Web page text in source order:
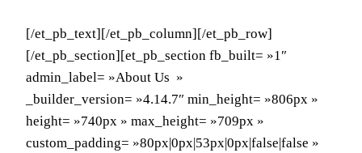
[/et_pb_text][/et_pb_column][/et_pb_row]
[/et_pb_section][et_pb_section fb_built= »1″
admin_label= »About Us »
_builder_version= »4.14.7″ min_height= »806px »
height= »740px » max_height= »709px »
custom_padding= »80px|0px|53px|0px|false|false »